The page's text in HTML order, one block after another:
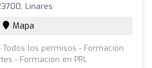
Linares
Mapa
los permisos - Formación
- Formación en PRL